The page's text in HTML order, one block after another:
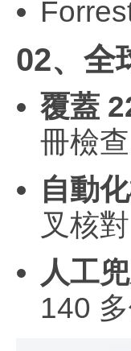
02、全
覆蓋
冊檢
自動
叉核
人工
140